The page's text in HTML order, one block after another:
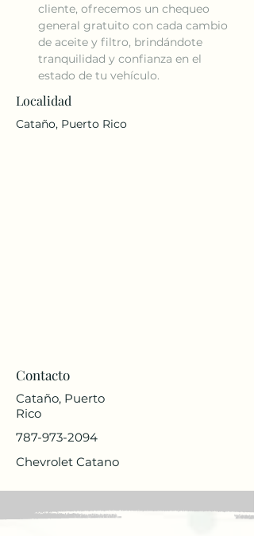
cliente, ofrecemos un chequeo
general gratuito con cada cambio
de aceite y filtro, brindándote
tranquilidad y confianza en el
estado de tu vehículo.
Localidad
Cataño, Puerto Rico
Contacto
Cataño, Puerto
Rico
787-973-2094
Chevrolet Catano